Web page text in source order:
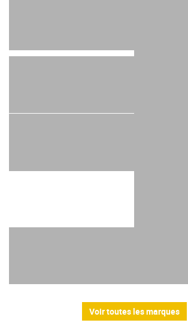
Voir toutes les marques